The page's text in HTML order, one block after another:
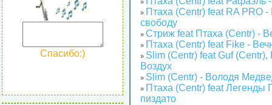
Спасибо:)
»
» Птаха (Centr) feat RA PRO
свободу
» Стриж feat Птаха (Centr) -
» Птаха (Centr) feat Fike -
» Slim (Centr) feat Guf (Centr),
Воздух
» Slim (Centr) - Володя
» Птаха (Centr) feat Легенды
пиздато